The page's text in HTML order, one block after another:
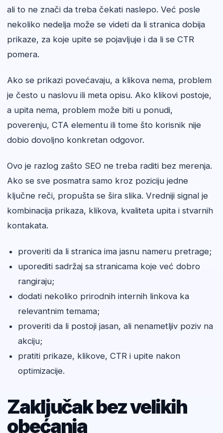
ali to ne znači da treba čekati naslepo. Već posle
nekoliko nedelja može se videti da li stranica dobija
prikaze, za koje upite se pojavljuje i da li se CTR
pomera.
Ako se prikazi povećavaju, a klikova nema, problem
je često u naslovu ili meta opisu. Ako klikovi postoje,
a upita nema, problem može biti u ponudi,
poverenju, CTA elementu ili tome što korisnik nije
dobio dovoljno konkretan odgovor.
Ovo je razlog zašto SEO ne treba raditi bez merenja.
Ako se sve posmatra samo kroz poziciju jedne
ključne reči, propušta se šira slika. Vredniji signal je
kombinacija prikaza, klikova, kvaliteta upita i stvarnih
kontakata.
proveriti da li stranica ima jasnu nameru pretrage;
uporediti sadržaj sa stranicama koje već dobro
rangiraju;
dodati nekoliko prirodnih internih linkova ka
relevantnim temama;
proveriti da li postoji jasan, ali nenametljiv poziv na
akciju;
pratiti prikaze, klikove, CTR i upite nakon
optimizacije.
Zaključak bez velikih
obećanja